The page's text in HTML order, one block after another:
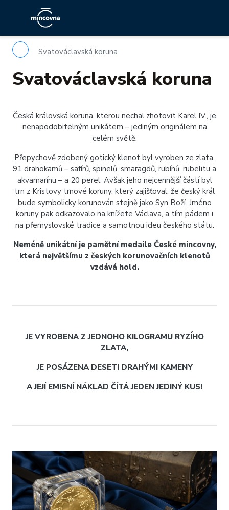
Svatováclavská koruna
Svatováclavská koruna
Česká královská koruna, kterou nechal zhotovit Karel IV., je
nenapodobitelným unikátem – jediným originálem na
celém světě.
Přepychově zdobený gotický klenot byl vyroben ze zlata,
91 drahokamů – safírů, spinelů, smaragdů, rubínů, rubelitu a
akvamarínu – a 20 perel. Avšak jeho nejcennější částí byl
trn z Kristovy trnové koruny, který zajišťoval, že český král
bude symbolicky korunován stejně jako Syn Boží. Jméno
koruny pak odkazovalo na knížete Václava, a tím pádem i
na přemyslovské tradice a samotnou ideu českého státu.
Neméně unikátní je pamětní medaile České mincovny,
která největšímu z českých korunovačních klenotů
vzdává hold.
JE VYROBENA Z JEDNOHO KILOGRAMU RYZÍHO
ZLATA,
JE POSÁZENA DESETI DRAHÝMI KAMENY
A JEJÍ EMISNÍ NÁKLAD ČÍTÁ JEDEN JEDINÝ KUS!